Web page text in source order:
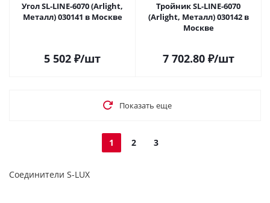
Угол SL-LINE-6070 (Arlight,
Металл) 030141 в Москве
5 502 ₽/шт
Тройник SL-LINE-6070
(Arlight, Металл) 030142 в
Москве
7 702.80₽/шт
Показать еще
1 2 3
Соединители S-LUX